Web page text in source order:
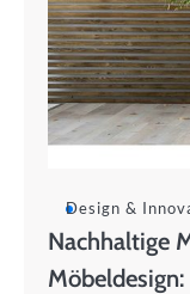
Design &
Nachhaltige